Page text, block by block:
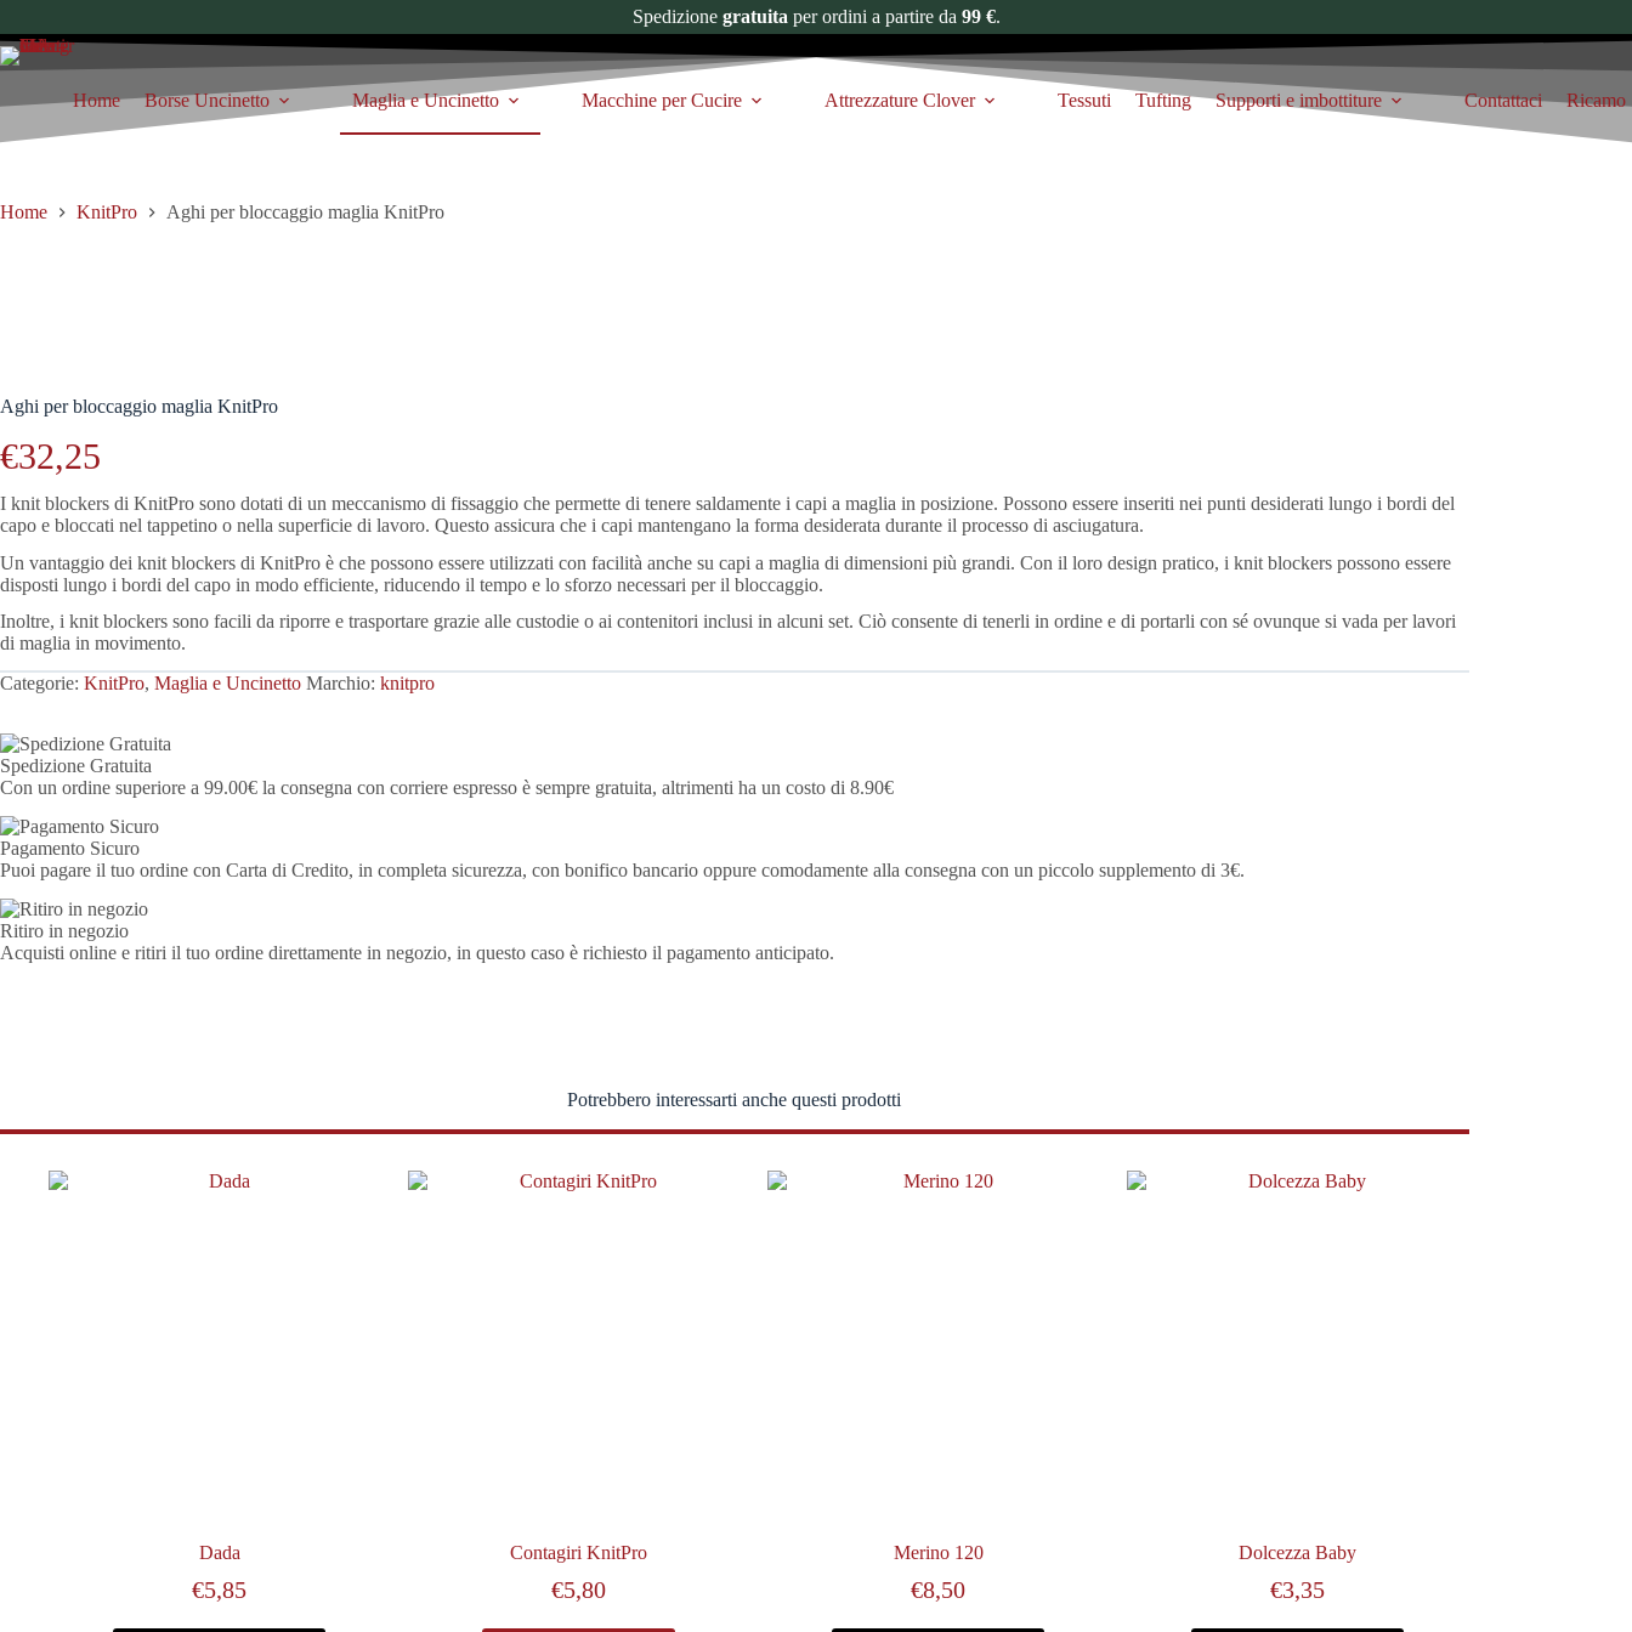
al
contenuto
Spedizione gratuita per ordini a partire da 99 €.
Home Borse Uncinetto Maglia e Uncinetto Macchine per Cucire Attrezzature Clover Tessuti Tufting Supporti e imbottiture Contattaci Ricamo
Home KnitPro Aghi per bloccaggio maglia KnitPro
Aghi per bloccaggio maglia KnitPro
€32,25
I knit blockers di KnitPro sono dotati di un meccanismo di fissaggio che permette di tenere saldamente i capi a maglia in posizione. Possono essere inseriti nei punti desiderati lungo i bordi del
capo e bloccati nel tappetino o nella superficie di lavoro. Questo assicura che i capi mantengano la forma desiderata durante il processo di asciugatura.
Un vantaggio dei knit blockers di KnitPro è che possono essere utilizzati con facilità anche su capi a maglia di dimensioni più grandi. Con il loro design pratico, i knit blockers possono essere
disposti lungo i bordi del capo in modo efficiente, riducendo il tempo e lo sforzo necessari per il bloccaggio.
Inoltre, i knit blockers sono facili da riporre e trasportare grazie alle custodie o ai contenitori inclusi in alcuni set. Ciò consente di tenerli in ordine e di portarli con sé ovunque si vada per lavori
di maglia in movimento.
Categorie: KnitPro, Maglia e Uncinetto Marchio: knitpro
Spedizione Gratuita
Con un ordine superiore a 99.00€ la consegna con corriere espresso è sempre gratuita, altrimenti ha un costo di 8.90€
Pagamento Sicuro
Puoi pagare il tuo ordine con Carta di Credito, in completa sicurezza, con bonifico bancario oppure comodamente alla consegna con un piccolo supplemento di 3€.
Ritiro in negozio
Acquisti online e ritiri il tuo ordine direttamente in negozio, in questo caso è richiesto il pagamento anticipato.
Potrebbero interessarti anche questi prodotti
Dada
€5,85
Contagiri KnitPro
€5,80
Merino 120
€8,50
Dolcezza Baby
€3,35